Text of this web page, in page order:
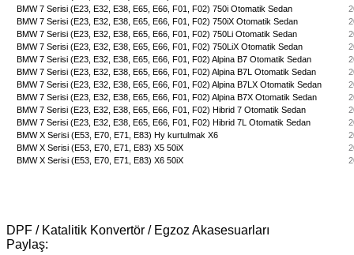
BMW 7 Serisi (E23, E32, E38, E65, E66, F01, F02) 750i Otomatik Sedan
BMW 7 Serisi (E23, E32, E38, E65, E66, F01, F02) 750iX Otomatik Sedan
BMW 7 Serisi (E23, E32, E38, E65, E66, F01, F02) 750Li Otomatik Sedan
BMW 7 Serisi (E23, E32, E38, E65, E66, F01, F02) 750LiX Otomatik Sedan
BMW 7 Serisi (E23, E32, E38, E65, E66, F01, F02) Alpina B7 Otomatik Sedan
BMW 7 Serisi (E23, E32, E38, E65, E66, F01, F02) Alpina B7L Otomatik Sedan
BMW 7 Serisi (E23, E32, E38, E65, E66, F01, F02) Alpina B7LX Otomatik Sedan
BMW 7 Serisi (E23, E32, E38, E65, E66, F01, F02) Alpina B7X Otomatik Sedan
BMW 7 Serisi (E23, E32, E38, E65, E66, F01, F02) Hibrid 7 Otomatik Sedan
BMW 7 Serisi (E23, E32, E38, E65, E66, F01, F02) Hibrid 7L Otomatik Sedan
BMW X Serisi (E53, E70, E71, E83) Hy kurtulmak X6
BMW X Serisi (E53, E70, E71, E83) X5 50iX
BMW X Serisi (E53, E70, E71, E83) X6 50iX
DPF / Katalitik Konvertör / Egzoz Akasesuarları
Paylaş: